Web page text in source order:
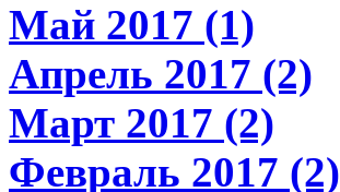
Май 2017 (1)
Апрель 2017 (2)
Март 2017 (2)
Февраль 2017 (2)